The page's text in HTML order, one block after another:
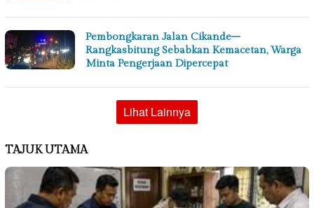
Pembongkaran Jalan Cikande–
Rangkasbitung Sebabkan Kemacetan, Warga
Minta Pengerjaan Dipercepat
Lihat Lainnya
TAJUK UTAMA